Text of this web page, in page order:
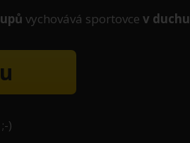
vychovává sportovce v duchu
)